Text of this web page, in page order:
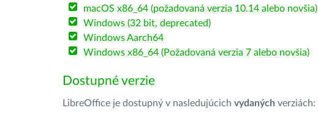
macOS x86_64 (požadovaná verzia 10.14 alebo novšia)
Windows (32 bit, deprecated)
Windows Aarch64
Windows x86_64 (Požadovaná verzia 7 alebo novšia)
Dostupné verzie
LibreOffice je dostupný v nasledujúcich vydaných verziách: